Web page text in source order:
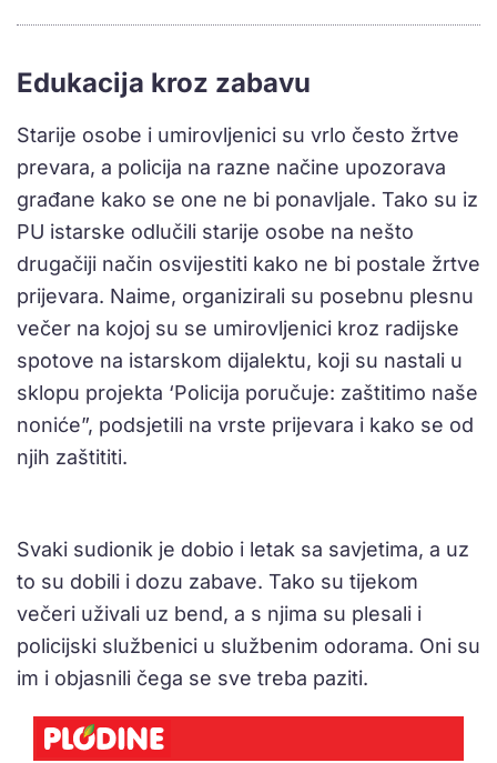
Edukacija kroz zabavu
Starije osobe i umirovljenici su vrlo često žrtve
prevara, a policija na razne načine upozorava
građane kako se one ne bi ponavljale. Tako su iz
PU istarske odlučili starije osobe na nešto
drugačiji način osvijestiti kako ne bi postale žrtve
prijevara. Naime, organizirali su posebnu plesnu
večer na kojoj su se umirovljenici kroz radijske
spotove na istarskom dijalektu, koji su nastali u
sklopu projekta ‘Policija poručuje: zaštitimo naše
noniće”, podsjetili na vrste prijevara i kako se od
njih zaštititi.
Svaki sudionik je dobio i letak sa savjetima, a uz
to su dobili i dozu zabave. Tako su tijekom
večeri uživali uz bend, a s njima su plesali i
policijski službenici u službenim odorama. Oni su
im i objasnili čega se sve treba paziti.